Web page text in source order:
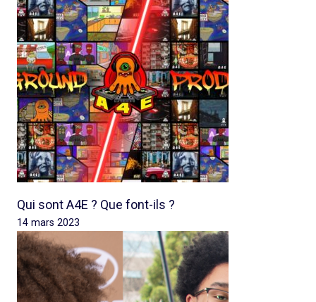
Qui sont A4E ? Que font-ils ?
14 mars 2023